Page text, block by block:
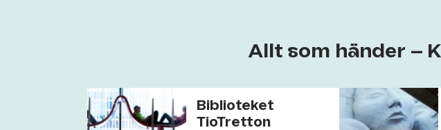
Allt som händer –
Biblioteket
TioTretton